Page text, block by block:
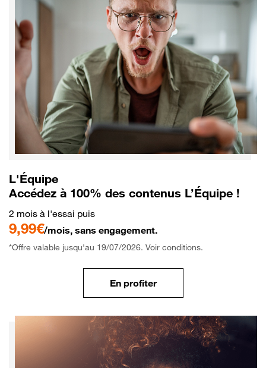
L'Équipe
Accédez à 100% des contenus L’Équipe !
2 mois à l'essai puis
9,99€/mois, sans engagement.
*Offre valable jusqu'au 19/07/2026. Voir conditions.
En profiter